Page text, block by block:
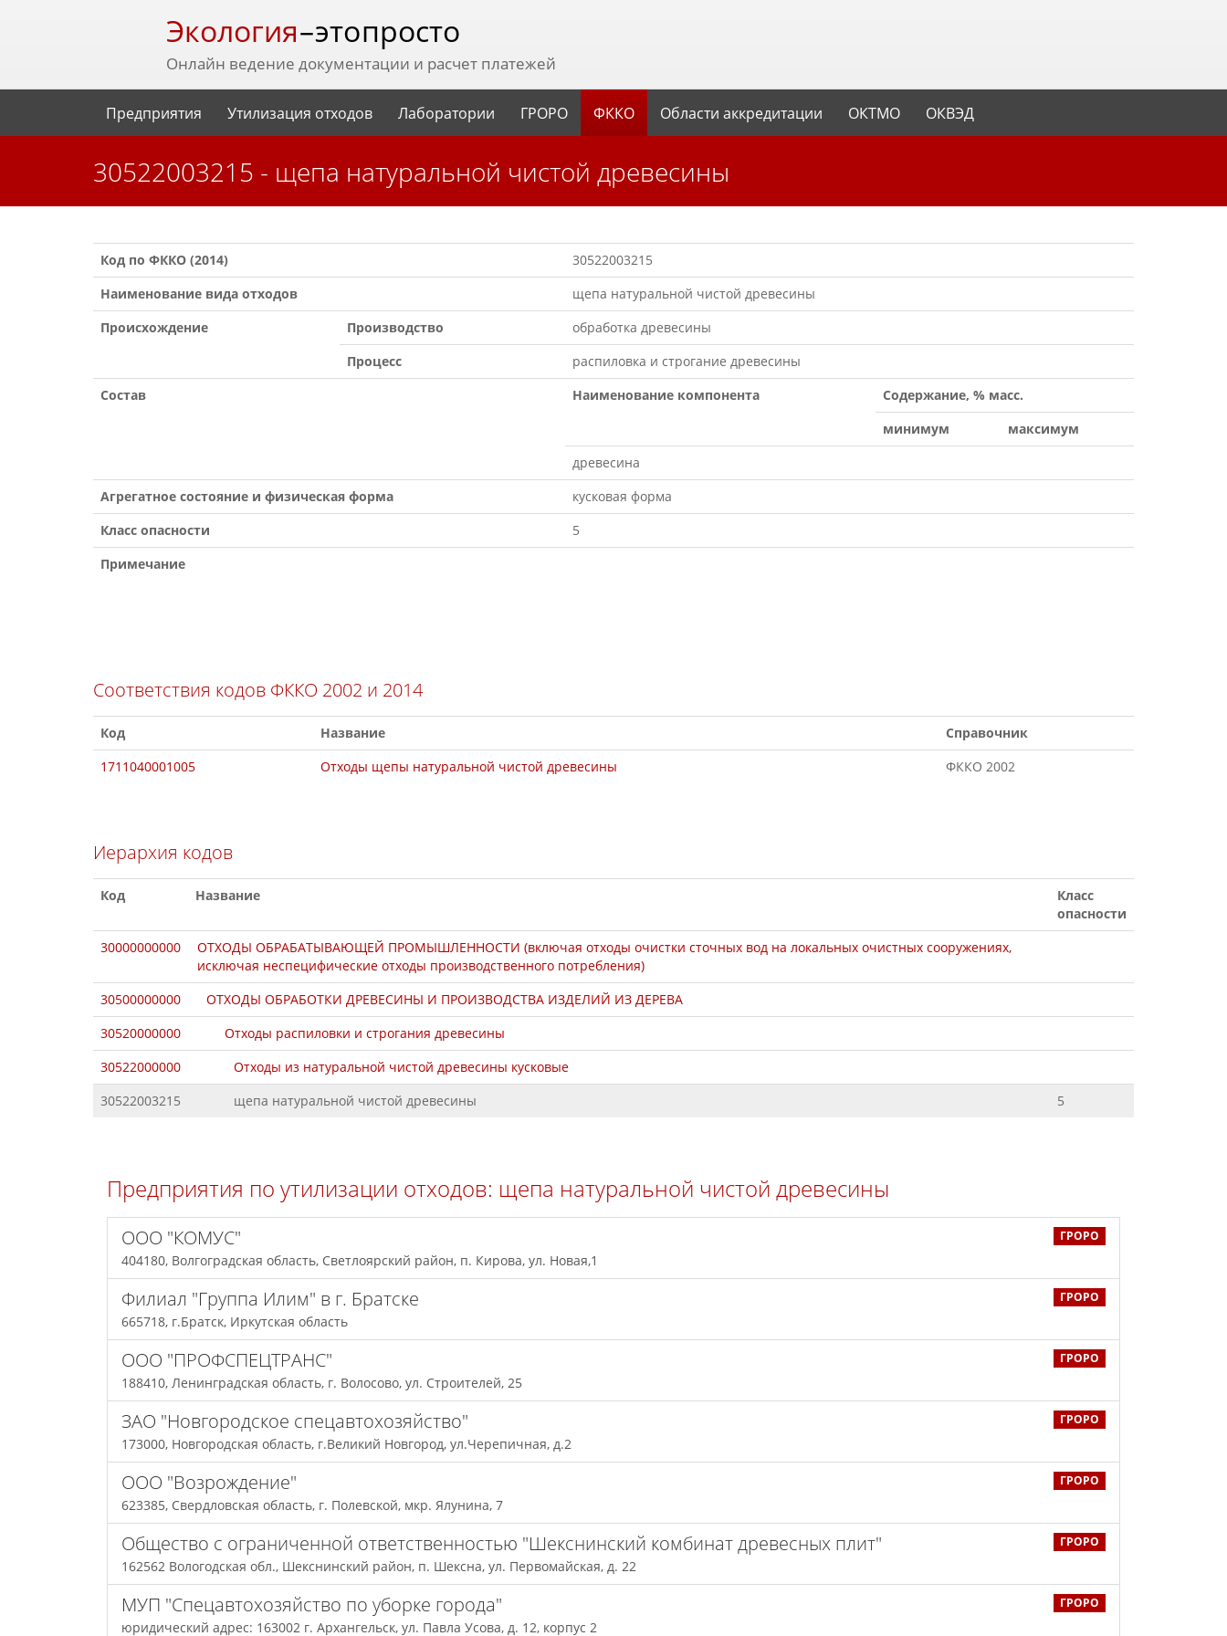
Экология– это просто
Онлайн ведение документации и расчет платежей
Предприятия Утилизация отходов Лаборатории ГРОРО ФККО Области аккредитации ОКТМО ОКВЭД
30522003215 - щепа натуральной чистой древесины
Код по ФККО (2014)
30522003215
Наименование вида отходов
щепа натуральной чистой древесины
Происхождение
Производство
обработка древесины
Процесс
распиловка и строгание древесины
Состав
Наименование компонента
Содержание, % масс.
минимум
максимум
древесина
Агрегатное состояние и физическая форма
кусковая форма
Класс опасности
5
Примечание
Соответствия кодов ФККО 2002 и 2014
Код Название
Справочник
1711040001005
Отходы щепы натуральной чистой древесины ФККО 2002
Иерархия кодов
Код Название
Класс
опасности
30000000000
ОТХОДЫ ОБРАБАТЫВАЮЩЕЙ ПРОМЫШЛЕННОСТИ (включая отходы очистки сточных вод на локальных очистных сооружениях,
исключая неспецифические отходы производственного потребления)
30500000000
ОТХОДЫ ОБРАБОТКИ ДРЕВЕСИНЫ И ПРОИЗВОДСТВА ИЗДЕЛИЙ ИЗ ДЕРЕВА
30520000000
Отходы распиловки и строгания древесины
30522000000
Отходы из натуральной чистой древесины кусковые
30522003215
щепа натуральной чистой древесины 5
Предприятия по утилизации отходов: щепа натуральной чистой древесины
ГРОРО
ООО "КОМУС"
404180, Волгоградская область, Светлоярский район, п. Кирова, ул. Новая,1
ГРОРО
Филиал "Группа Илим" в г. Братске
665718, г.Братск, Иркутская область
ГРОРО
ООО "ПРОФСПЕЦТРАНС"
188410, Ленинградская область, г. Волосово, ул. Строителей, 25
ГРОРО
ЗАО "Новгородское спецавтохозяйство"
173000, Новгородская область, г.Великий Новгород, ул.Черепичная, д.2
ГРОРО
ООО "Возрождение"
623385, Свердловская область, г. Полевской, мкр. Ялунина, 7
ГРОРО
Общество с ограниченной ответственностью "Шекснинский комбинат древесных плит"
162562 Вологодская обл., Шекснинский район, п. Шексна, ул. Первомайская, д. 22
ГРОРО
МУП "Спецавтохозяйство по уборке города"
юридический адрес: 163002 г. Архангельск, ул. Павла Усова, д. 12, корпус 2